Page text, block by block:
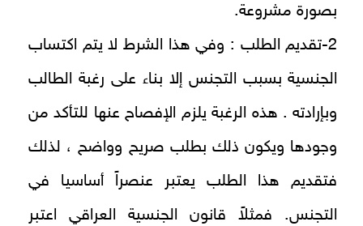
بصورة مشروعة.
2-تقديم الطلب : وفي هذا الشرط لا يتم اكتساب
الجنسية بسبب التجنس إلا بناء على رغبة الطالب
وبإرادته . هذه الرغبة يلزم الإفصاح عنها للتأكد من
وجودها ويكون ذلك بطلب صريح وواضح ، لذلك
فتقديم هذا الطلب يعتبر عنصراً أساسيا في
التجنس. فمثلاً قانون الجنسية العراقي اعتبر